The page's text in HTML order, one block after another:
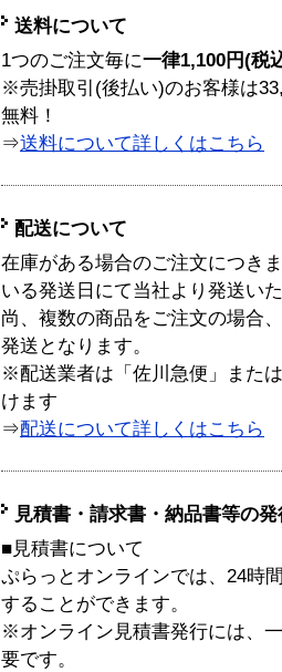
送料について
1つのご注文毎に一律1,100円(税
※売掛取引(後払い)のお客様は
無料！
⇒送料について詳しくはこちら
配送について
在庫がある場合のご注文につき
いる発送日にて当社より発送い
尚、複数の商品をご注文の場合
発送となります。
※配送業者は「佐川急便」また
けます
⇒配送について詳しくはこちら
見積書・請求書・納品書等の
■見積書について
ぷらっとオンラインでは、24時
することができます。
※オンライン見積書発行には、
要です。